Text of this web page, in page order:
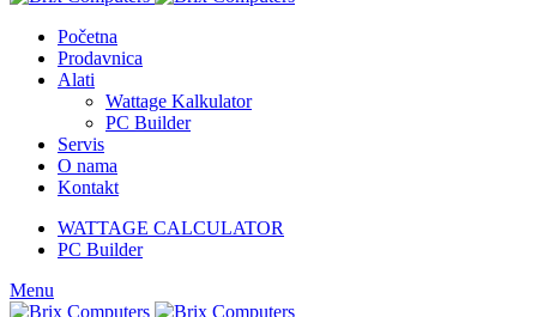
Početna
Prodavnica
Alati
Wattage Kalkulator
PC Builder
Servis
O nama
Kontakt
WATTAGE CALCULATOR
PC Builder
Menu